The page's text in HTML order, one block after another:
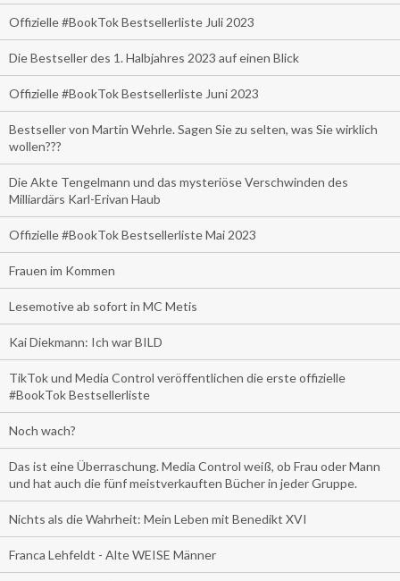
Offizielle #BookTok Bestsellerliste Juli 2023
Die Bestseller des 1. Halbjahres 2023 auf einen Blick
Offizielle #BookTok Bestsellerliste Juni 2023
Bestseller von Martin Wehrle. Sagen Sie zu selten, was Sie wirklich
wollen???
Die Akte Tengelmann und das mysteriöse Verschwinden des
Milliardärs Karl-Erivan Haub
Offizielle #BookTok Bestsellerliste Mai 2023
Frauen im Kommen
Lesemotive ab sofort in MC Metis
Kai Diekmann: Ich war BILD
TikTok und Media Control veröffentlichen die erste offizielle
#BookTok Bestsellerliste
Noch wach?
Das ist eine Überraschung. Media Control weiß, ob Frau oder Mann
und hat auch die fünf meistverkauften Bücher in jeder Gruppe.
Nichts als die Wahrheit: Mein Leben mit Benedikt XVI
Franca Lehfeldt - Alte WEISE Männer